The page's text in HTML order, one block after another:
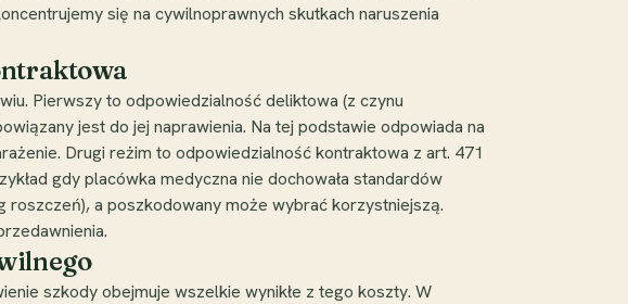
się na cywilnoprawnych skutkach naruszenia
Pierwszy to odpowiedzialność deliktowa (z czynu
jest do jej naprawienia. Na tej podstawie odpowiada na
Drugi reżim to odpowiedzialność kontraktowa z art. 471
gdy placówka medyczna nie dochowała standardów
roszczeń), a poszkodowany może wybrać korzystniejszą.
szkody obejmuje wszelkie wynikłe z tego koszty. W